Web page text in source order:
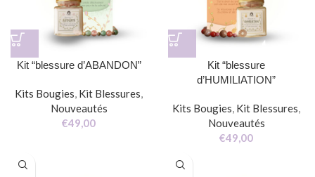
Kit “blessure d’ABANDON”
Kits Bougies, Kit Blessures,
Nouveautés
€49,00
Kit “blessure
d’HUMILIATION”
Kits Bougies, Kit Blessures,
Nouveautés
€49,00